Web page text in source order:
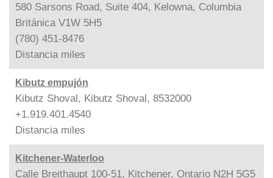
580 Sarsons Road, Suite 404, Kelowna, Columbia
Británica V1W 5H5
(780) 451-8476
Distancia miles
Kibutz empujón
Kibutz Shoval, Kibutz Shoval, 8532000
+1.919.401.4540
Distancia miles
Kitchener-Waterloo
Calle Breithaupt 100-51, Kitchener, Ontario N2H 5G5